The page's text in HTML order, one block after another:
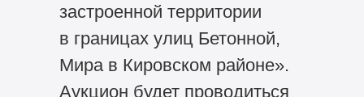
застроенной территории
в границах улиц Бетонной,
Мира в Кировском районе».
Аукцион будет проводиться